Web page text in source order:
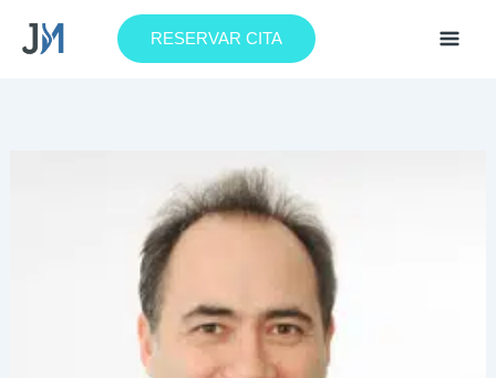
RESERVAR CITA